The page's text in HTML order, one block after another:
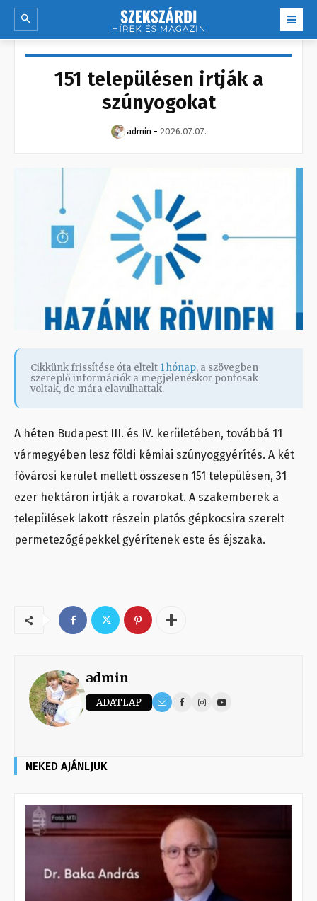
151 településen irtják a
szúnyogokat
admin - 2026.07.07.
Cikkünk frissítése óta eltelt 1 hónap, a szövegben
szereplő információk a megjelenéskor pontosak
voltak, de mára elavulhattak.
A héten Budapest III. és IV. kerületében, továbbá 11
vármegyében lesz földi kémiai szúnyoggyérítés. A két
fővárosi kerület mellett összesen 151 településen, 31
ezer hektáron irtják a rovarokat. A szakemberek a
települések lakott részein platós gépkocsira szerelt
permetezőgépekkel gyérítenek este és éjszaka.
admin
ADATLAP
NEKED AJÁNLJUK